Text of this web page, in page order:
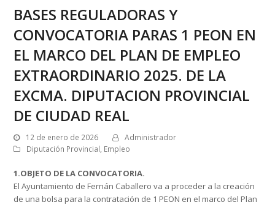
BASES REGULADORAS Y
CONVOCATORIA PARAS 1 PEON EN
EL MARCO DEL PLAN DE EMPLEO
EXTRAORDINARIO 2025. DE LA
EXCMA. DIPUTACION PROVINCIAL
DE CIUDAD REAL
12 de enero de 2026
Administrador
Diputación Provincial, Empleo
1.OBJETO DE LA CONVOCATORIA.
El Ayuntamiento de Fernán Caballero va a proceder a la creación
de una bolsa para la contratación de 1 PEON en el marco del Plan